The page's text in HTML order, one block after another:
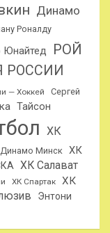
Динамо
Роналду
Юнайтед
РОЙ
РОССИИ
— Хоккей
Сергей
Тайсон
ХК
Минск
ХК
ХК Салават
ХК Спартак
ХК
Энтони